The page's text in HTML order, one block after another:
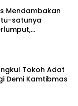
Mendambakan
satunya
Pelayanan
Tokoh Adat
Demi Kamtibmas